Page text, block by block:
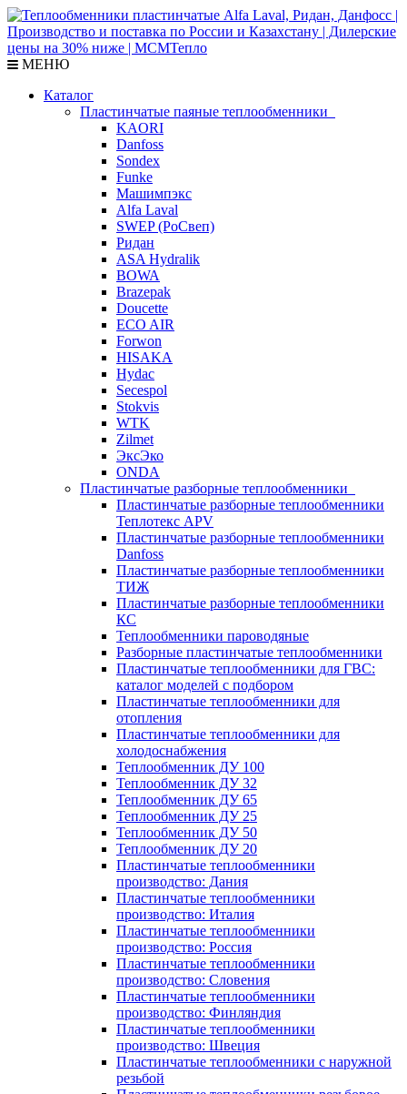
МЕНЮ
Каталог
Пластинчатые паяные теплообменники
KAORI
Danfoss
Sondex
Funke
Машимпэкс
Alfa Laval
SWEP (РоСвеп)
Ридан
ASA Hydralik
BOWA
Brazepak
Doucette
ECO AIR
Forwon
HISAKA
Hydac
Secespol
Stokvis
WTK
Zilmet
ЭксЭко
ONDA
Пластинчатые разборные теплообменники
Пластинчатые разборные теплообменники
Теплотекс APV
Пластинчатые разборные теплообменники
Danfoss
Пластинчатые разборные теплообменники
ТИЖ
Пластинчатые разборные теплообменники
КC
Теплообменники пароводяные
Разборные пластинчатые теплообменники
Пластинчатые теплообменники для ГВС:
каталог моделей с подбором
Пластинчатые теплообменники для
отопления
Пластинчатые теплообменники для
холодоснабжения
Теплообменник ДУ 100
Теплообменник ДУ 32
Теплообменник ДУ 65
Теплообменник ДУ 25
Теплообменник ДУ 50
Теплообменник ДУ 20
Пластинчатые теплообменники
производство: Дания
Пластинчатые теплообменники
производство: Италия
Пластинчатые теплообменники
производство: Россия
Пластинчатые теплообменники
производство: Словения
Пластинчатые теплообменники
производство: Финляндия
Пластинчатые теплообменники
производство: Швеция
Пластинчатые теплообменники с наружной
резьбой